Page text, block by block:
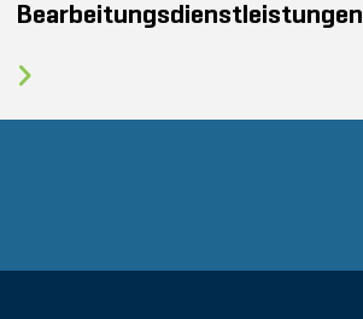
Bearbeitungsdienstleistungen